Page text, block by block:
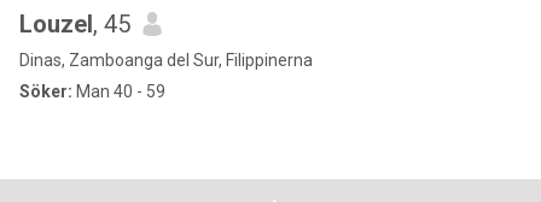
Louzel, 45
Dinas, Zamboanga del Sur, Filippinerna
Söker: Man 40 - 59